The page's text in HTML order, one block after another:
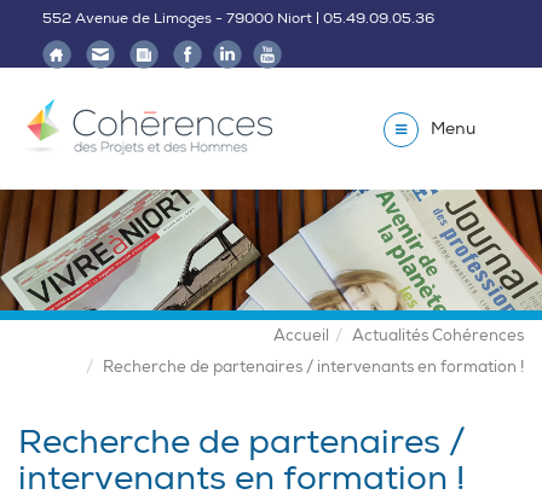
552 Avenue de Limoges - 79000 Niort | 05.49.09.05.36
Menu
Accueil
Actualités Cohérences
Recherche de partenaires / intervenants en formation !
Recherche de partenaires /
intervenants en formation !